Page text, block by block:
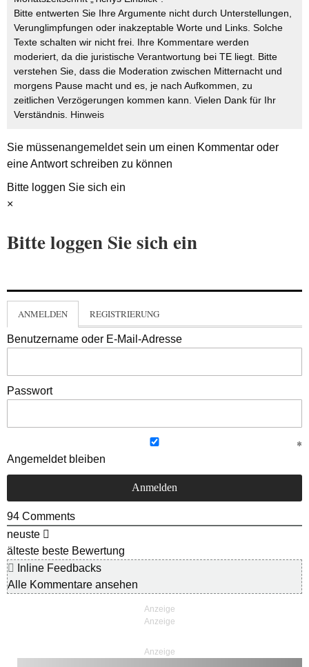
Bitte entwerten Sie Ihre Argumente nicht durch Unterstellungen,
Verunglimpfungen oder inakzeptable Worte und Links. Solche
Texte schalten wir nicht frei. Ihre Kommentare werden
moderiert, da die juristische Verantwortung bei TE liegt. Bitte
verstehen Sie, dass die Moderation zwischen Mitternacht und
morgens Pause macht und es, je nach Aufkommen, zu
zeitlichen Verzögerungen kommen kann. Vielen Dank für Ihr
Verständnis. Hinweis
Sie müssenangemeldetsein um einen Kommentar oder
eine Antwort schreiben zu können
Bitte loggen Sie sich ein
×
Bitte loggen Sie sich ein
ANMELDEN REGISTRIERUNG
Benutzername oder E-Mail-Adresse
Passwort
Angemeldet bleiben
94 Comments
neuste
älteste beste Bewertung
Inline Feedbacks
Alle Kommentare ansehen
Anzeige